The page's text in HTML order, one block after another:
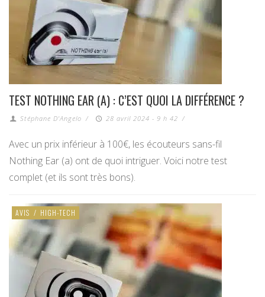
TEST NOTHING EAR (A) : C’EST QUOI LA DIFFÉRENCE ?
Stéphane D'Angelo / 28 avril 2024 - 9 h 42 /
Avec un prix inférieur à 100€, les écouteurs sans-fil
Nothing Ear (a) ont de quoi intriguer. Voici notre test
complet (et ils sont très bons).
AVIS / HIGH-TECH